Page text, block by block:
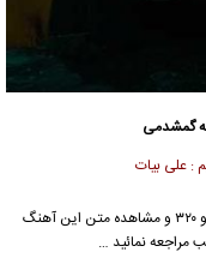
گمشدمی
: علی بیات
جهت دانلود آهنگ نیمه گمشدمی از نیواد با کیفیت ۱۲۸ و ۳۲۰ و مشاهده متن این آهنگ
مراجعه نمائید …